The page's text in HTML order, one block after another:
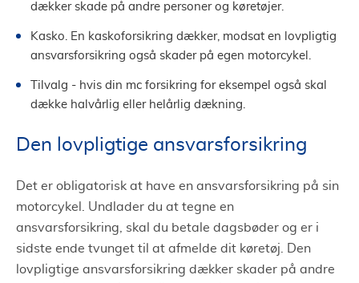
dækker skade på andre personer og køretøjer.
Kasko. En kaskoforsikring dækker, modsat en lovpligtig
ansvarsforsikring også skader på egen motorcykel.
Tilvalg - hvis din mc forsikring for eksempel også skal
dække halvårlig eller helårlig dækning.
Den lovpligtige ansvarsforsikring
Det er obligatorisk at have en ansvarsforsikring på sin
motorcykel. Undlader du at tegne en
ansvarsforsikring, skal du betale dagsbøder og er i
sidste ende tvunget til at afmelde dit køretøj. Den
lovpligtige ansvarsforsikring dækker skader på andre